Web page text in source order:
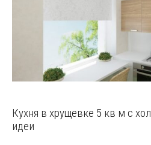
Кухня в хрущевке 5 кв м с
идеи